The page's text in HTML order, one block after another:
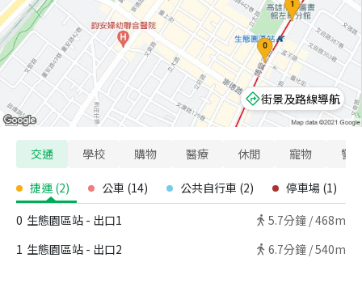
街景及路線導航
交通 學校 購物 醫療 休閒 寵物 警
捷運 (2) 公車 (14) 公共自行車 (2) 停車場 (1)
0 生態園區站 - 出口1 5.7分鐘 /468m
1 生態園區站 - 出口2 6.7分鐘 /540m